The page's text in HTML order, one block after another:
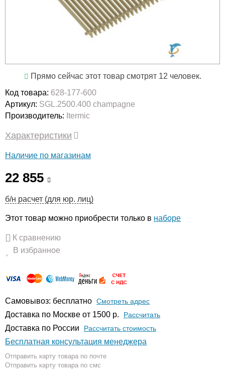
Прямо сейчас этот товар смотрят 12 человек.
Код товара: 628-177-600
Артикул: SGL.2500.400 champagne
Производитель: Itermic
Характеристики
Наличие по магазинам
22 855
б/н расчет (для юр. лиц)
Этот товар можно приобрести только в наборе
К сравнению
В избранное
Самовывоз: бесплатно Смотреть адрес
Доставка по Москве от 1500 р. Расcчитать
Доставка по России Рассчитать стоимость
Бесплатная консультация менеджера
Отправить карту товара по почте
Отправить карту товара по смс